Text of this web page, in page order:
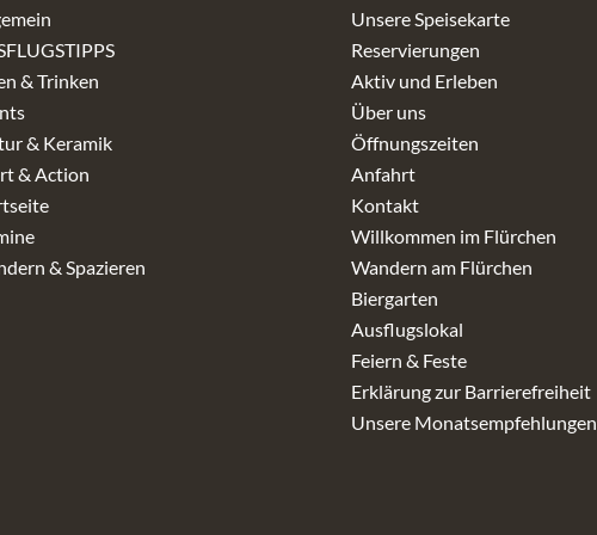
& Trinken
& Keramik
& Action
& Spazieren
Unsere Speisekarte
Reservierungen
Aktiv und Erleben
Über uns
Öffnungszeiten
Anfahrt
Kontakt
Willkommen im Flürchen
Wandern am Flürchen
Biergarten
Ausflugslokal
Feiern & Feste
Erklärung zur Barrierefreiheit
Unsere Monatsempfehlungen